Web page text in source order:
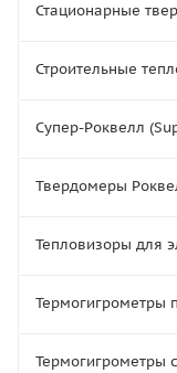
Стационарные
Строительные
Супер-Роквелл
Твердомеры
Тепловизоры для
Термогигрометры
Термогигрометры